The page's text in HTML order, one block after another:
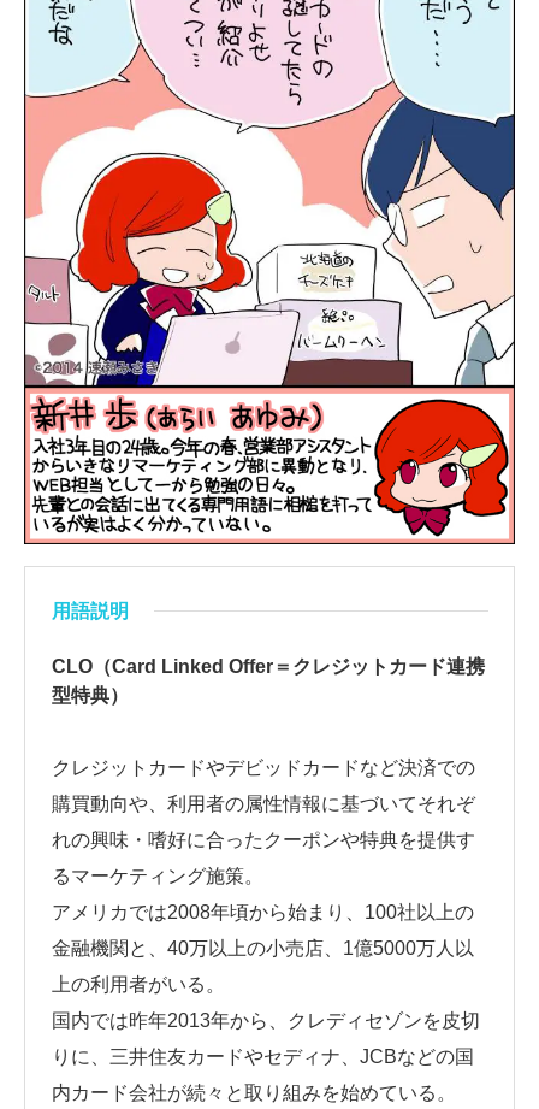
用語説明
CLO（Card Linked Offer＝クレジットカード連携
型特典）
クレジットカードやデビッドカードなど決済での
購買動向や、利用者の属性情報に基づいてそれぞ
れの興味・嗜好に合ったクーポンや特典を提供す
るマーケティング施策。
アメリカでは2008年頃から始まり、100社以上の
金融機関と、40万以上の小売店、1億5000万人以
上の利用者がいる。
国内では昨年2013年から、クレディセゾンを皮切
りに、三井住友カードやセディナ、JCBなどの国
内カード会社が続々と取り組みを始めている。